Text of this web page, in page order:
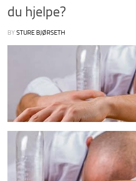
du hjelpe?
BY STURE BJØRSETH